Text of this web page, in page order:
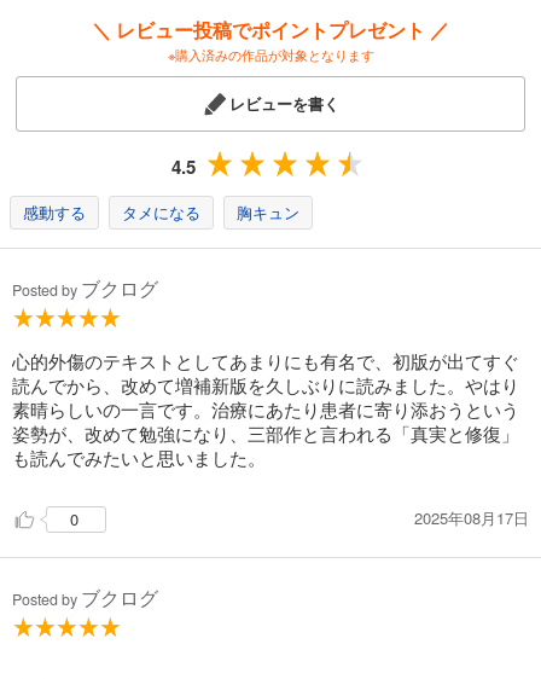
＼ レビュー投稿でポイントプレゼント ／
※購入済みの作品が対象となります
レビューを書く
4.5
感動する タメになる 胸キュン
Posted by ブクログ
心的外傷のテキストとしてあまりにも有名で、初版が出てすぐ
読んでから、改めて増補新版を久しぶりに読みました。やはり
素晴らしいの一言です。治療にあたり患者に寄り添おうという
姿勢が、改めて勉強になり、三部作と言われる「真実と修復」
も読んでみたいと思いました。
0 2025年08月17日
Posted by ブクログ